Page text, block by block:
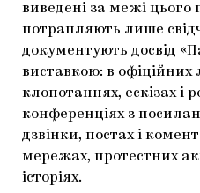
виведені за межі цього
потрапляють лише
документують досвід
виставкою: в офіційних
клопотаннях, ескізах і
конференціях з
дзвінки, постах і
мережах, протестних
історіях.